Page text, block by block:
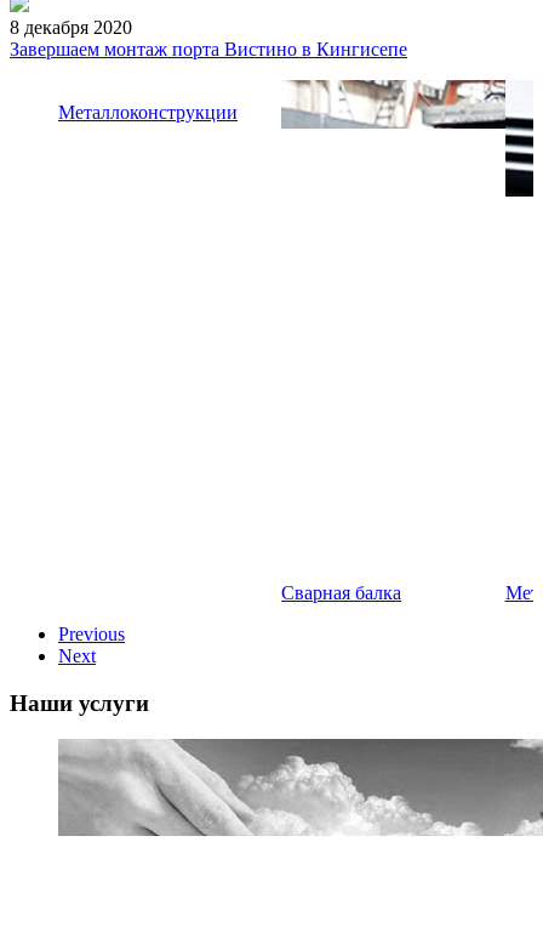
8 декабря 2020
Завершаем монтаж порта Вистино в Кингисепе
Металлоконструкции
Сварная балка
Previous
Next
Наши услуги